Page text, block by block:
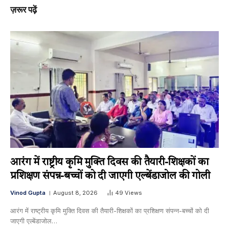
ज़रूर पढ़ें
आरंग में राष्ट्रीय कृमि मुक्ति दिवस की तैयारी-शिक्षकों का
प्रशिक्षण संपन्न-बच्चों को दी जाएगी एल्बेंडाजोल की गोली
Vinod Gupta August 8, 2026 49 Views
आरंग में राष्ट्रीय कृमि मुक्ति दिवस की तैयारी-शिक्षकों का प्रशिक्षण संपन्न-बच्चों को दी
जाएगी एल्बेंडाजोल…